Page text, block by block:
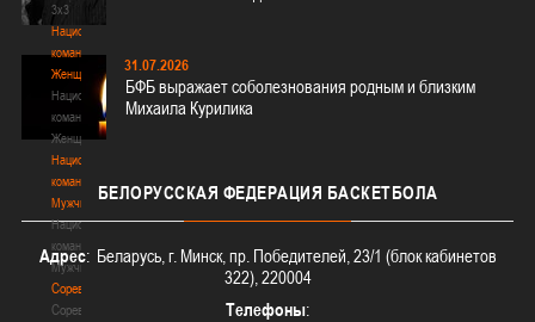
3х3
Национальная
команда.
Женщины
Национальная
команда.
Женщины
Национальная
команда.
Мужчины
Национальная
команда.
Мужчины
Соревнования
Соревнования
31.07.2026
БФБ выражает соболезнования родным и близким
Михаила Курилика
БЕЛОРУССКАЯ ФЕДЕРАЦИЯ БАСКЕТБОЛА
Адрес: Беларусь, г. Минск, пр. Победителей, 23/1 (блок кабинетов
322), 220004
Телефоны: